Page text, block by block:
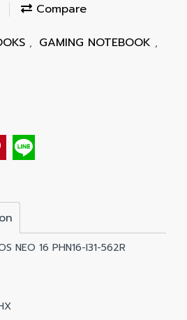
Compare
, GAMING NOTEBOOK ,
NEO 16 PHN16-I31-562R